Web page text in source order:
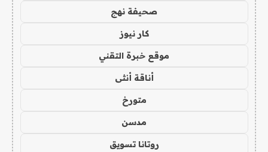
صحيفة نهج
كار نيوز
موقع خبرة التقني
أناقة أنثى
متورخ
مدسن
روتانا تسويق